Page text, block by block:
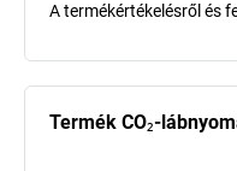
A termékértékelésről és
Termék CO₂-